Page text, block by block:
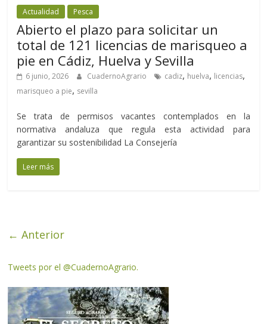
Actualidad Pesca
Abierto el plazo para solicitar un
total de 121 licencias de marisqueo a
pie en Cádiz, Huelva y Sevilla
6 junio, 2026 CuadernoAgrario cadiz, huelva, licencias,
marisqueo a pie, sevilla
Se trata de permisos vacantes contemplados en la
normativa andaluza que regula esta actividad para
garantizar su sostenibilidad La Consejería
Leer más
← Anterior
Tweets por el @CuadernoAgrario.